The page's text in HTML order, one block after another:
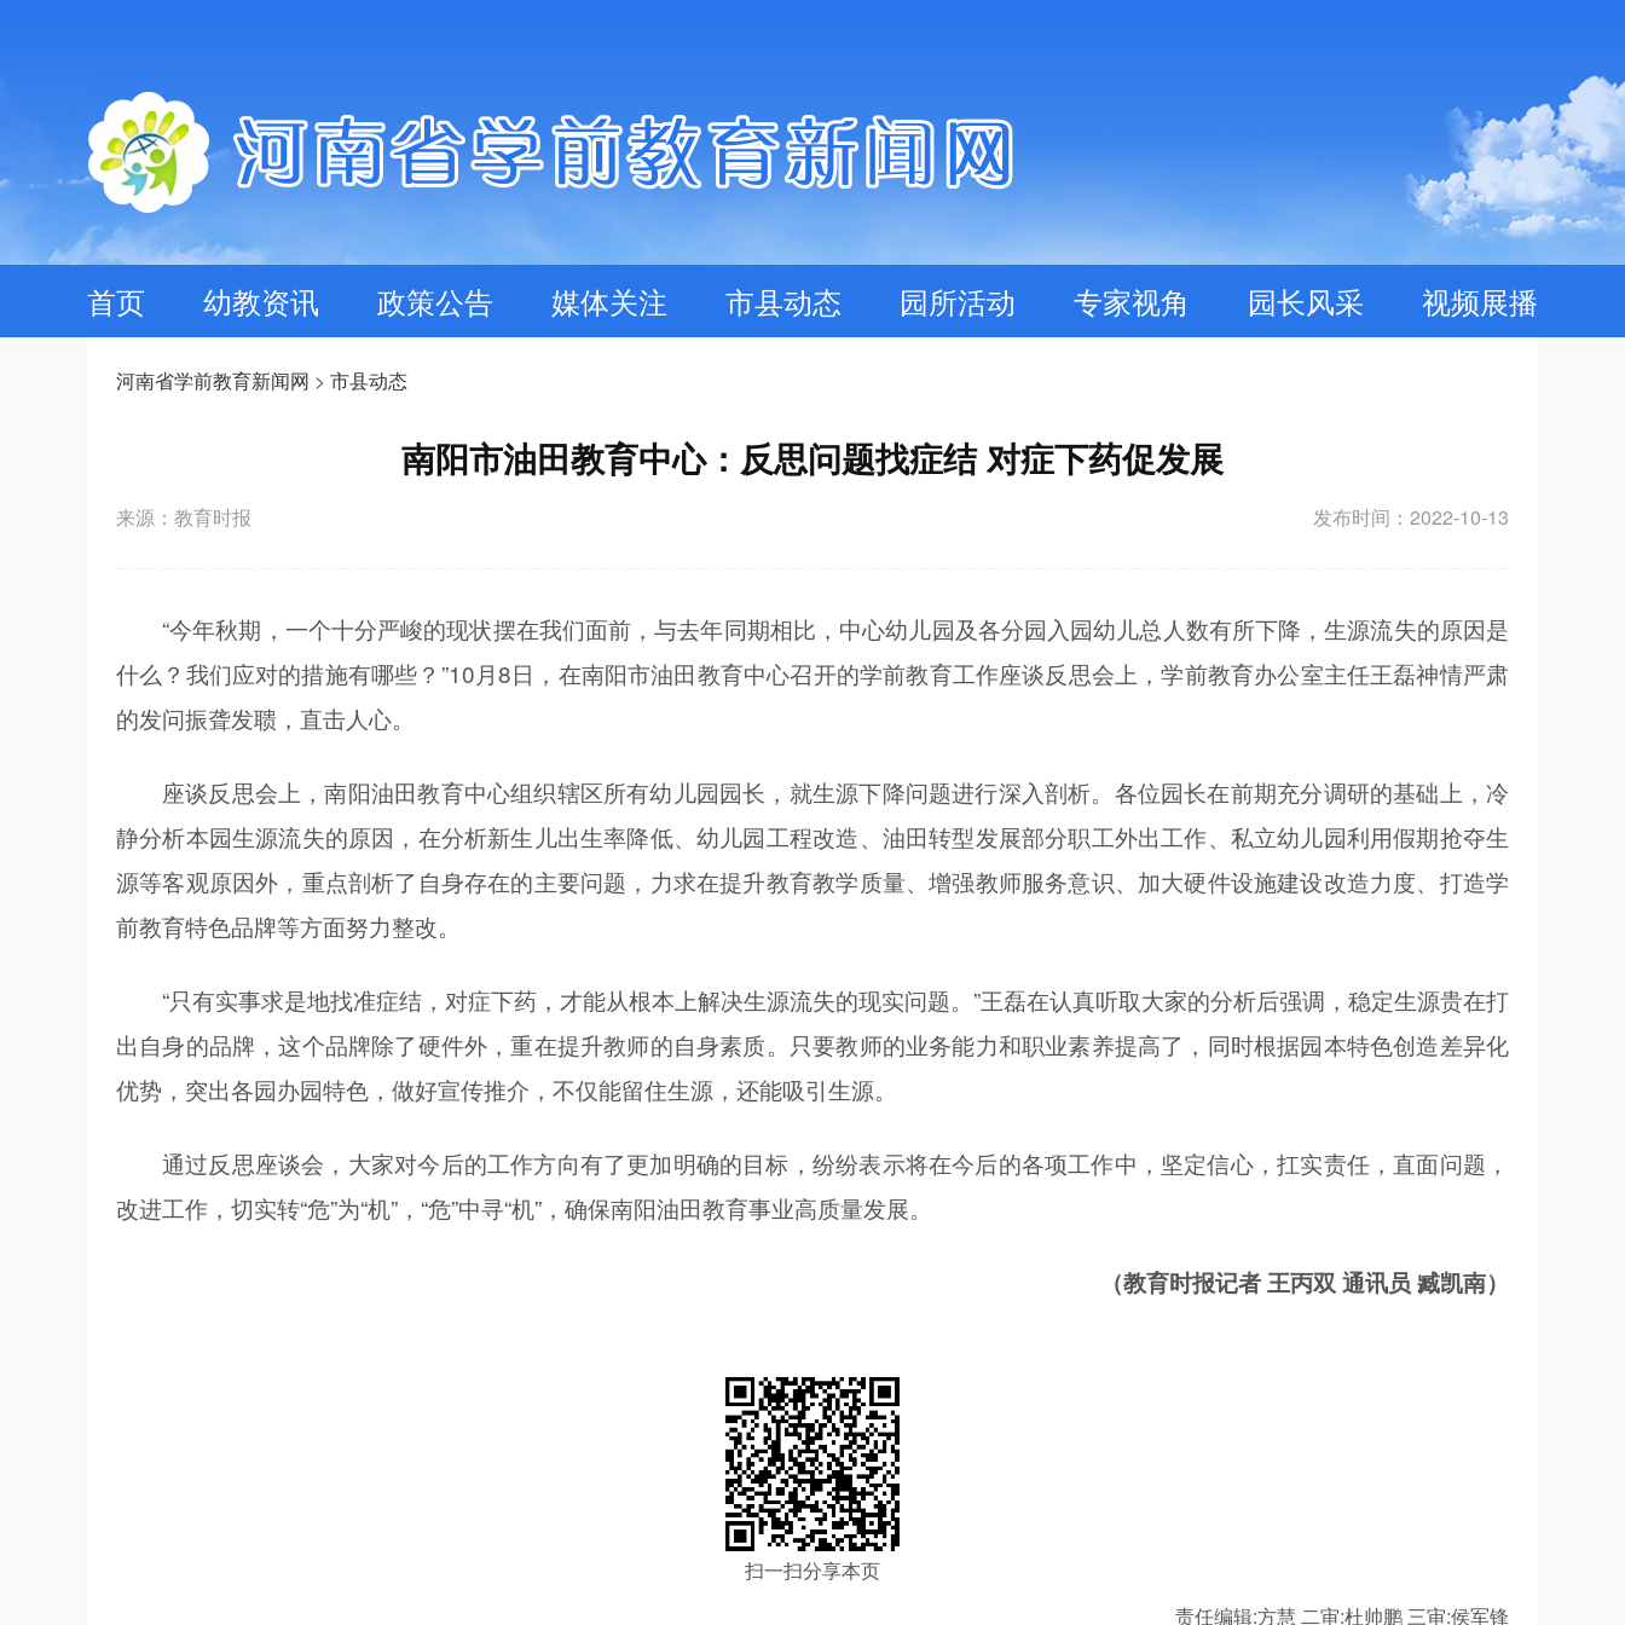
首页 幼教资讯 政策公告 媒体关注 市县动态 园所活动 专家视角 园长风采 视频展播
河南省学前教育新闻网 > 市县动态
南阳市油田教育中心：反思问题找症结 对症下药促发展
发布时间：2022-10-13
来源：教育时报
“今年秋期，一个十分严峻的现状摆在我们面前，与去年同期相比，中心幼儿园及各分园入园幼儿总人数有所下降，生源流失的原因是
什么？我们应对的措施有哪些？”10月8日，在南阳市油田教育中心召开的学前教育工作座谈反思会上，学前教育办公室主任王磊神情严肃
的发问振聋发聩，直击人心。
座谈反思会上，南阳油田教育中心组织辖区所有幼儿园园长，就生源下降问题进行深入剖析。各位园长在前期充分调研的基础上，冷
静分析本园生源流失的原因，在分析新生儿出生率降低、幼儿园工程改造、油田转型发展部分职工外出工作、私立幼儿园利用假期抢夺生
源等客观原因外，重点剖析了自身存在的主要问题，力求在提升教育教学质量、增强教师服务意识、加大硬件设施建设改造力度、打造学
前教育特色品牌等方面努力整改。
“只有实事求是地找准症结，对症下药，才能从根本上解决生源流失的现实问题。”王磊在认真听取大家的分析后强调，稳定生源贵在打
出自身的品牌，这个品牌除了硬件外，重在提升教师的自身素质。只要教师的业务能力和职业素养提高了，同时根据园本特色创造差异化
优势，突出各园办园特色，做好宣传推介，不仅能留住生源，还能吸引生源。
通过反思座谈会，大家对今后的工作方向有了更加明确的目标，纷纷表示将在今后的各项工作中，坚定信心，扛实责任，直面问题，
改进工作，切实转“危”为“机”，“危”中寻“机”，确保南阳油田教育事业高质量发展。
（教育时报记者 王丙双 通讯员 臧凯南）
扫一扫分享本页
责任编辑:方慧 二审:杜帅鹏三审:侯军锋